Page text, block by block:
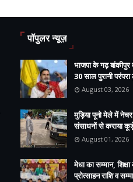
पॉपुलर न्यूज़
भाजपा के गढ़ बांकीपुर
30 साल पुरानी परंपरा
August 03, 2026
मुड़िया पूनो मेले में
संसाधनों से कराया
August 01, 2026
मेधा का सम्मान,
प्रोत्साहन राशि व